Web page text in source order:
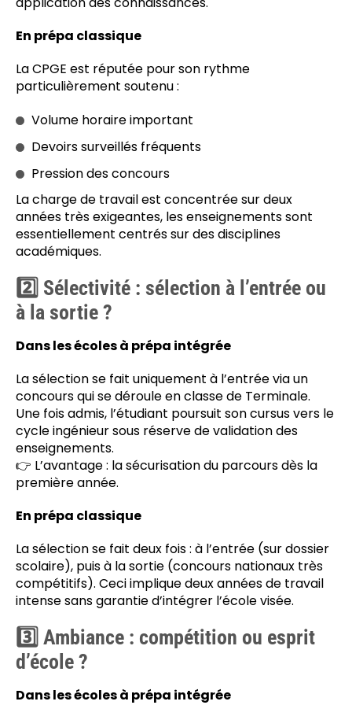
En prépa classique
La CPGE est réputée pour son rythme
particulièrement soutenu :
Volume horaire important
Devoirs surveillés fréquents
Pression des concours
La charge de travail est concentrée sur deux
années très exigeantes, les enseignements sont
essentiellement centrés sur des disciplines
académiques.
2️⃣ Sélectivité : sélection à l’entrée ou
à la sortie ?
Dans les écoles à prépa intégrée
La sélection se fait uniquement à l’entrée via un
concours qui se déroule en classe de Terminale.
Une fois admis, l’étudiant poursuit son cursus vers le
cycle ingénieur sous réserve de validation des
enseignements.
👉 L’avantage : la sécurisation du parcours dès la
première année.
En prépa classique
La sélection se fait deux fois : à l’entrée (sur dossier
scolaire), puis à la sortie (concours nationaux très
compétitifs). Ceci implique deux années de travail
intense sans garantie d’intégrer l’école visée.
3️⃣ Ambiance : compétition ou esprit
d’école ?
Dans les écoles à prépa intégrée